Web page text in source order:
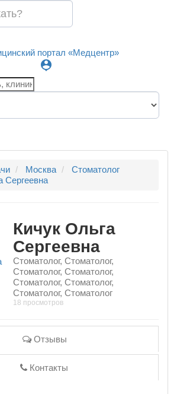
person_pin
Москва
Стоматолог
Сергеевна
Кичук Ольга
Сергеевна
Стоматолог, Стоматолог,
Стоматолог, Стоматолог,
Стоматолог, Стоматолог,
Стоматолог, Стоматолог
18 просмотров
Отзывы
Контакты